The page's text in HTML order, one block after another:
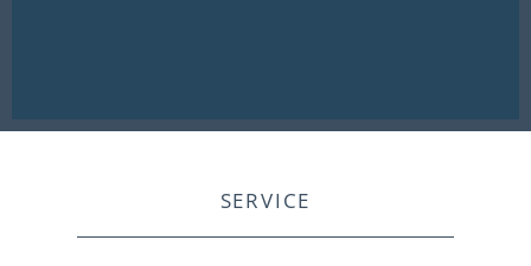
SERVICE